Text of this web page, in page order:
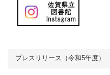
プレスリリース（令和5年度）